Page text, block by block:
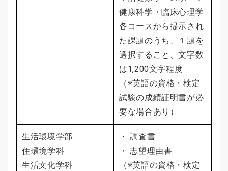
健康科学・臨床心理学
各コースから提示され
た課題のうち、１題を
選択すること、文字数
は1,200文字程度
（※英語の資格・検定
試験の成績証明書が必
要な場合あり）
生活環境学部
住環境学科
生活文化学科
・ 調査書
・ 志望理由書
（※英語の資格・検定